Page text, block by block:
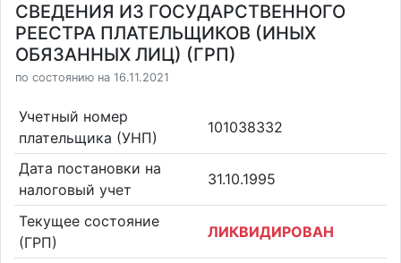
СВЕДЕНИЯ ИЗ ГОСУДАРСТВЕННОГО
РЕЕСТРА ПЛАТЕЛЬЩИКОВ (ИНЫХ
ОБЯЗАННЫХ ЛИЦ) (ГРП)
по состоянию на 16.11.2021
Учетный номер
плательщика (УНП)
101038332
Дата постановки на
налоговый учет
31.10.1995
Текущее состояние
(ГРП)
ЛИКВИДИРОВАН